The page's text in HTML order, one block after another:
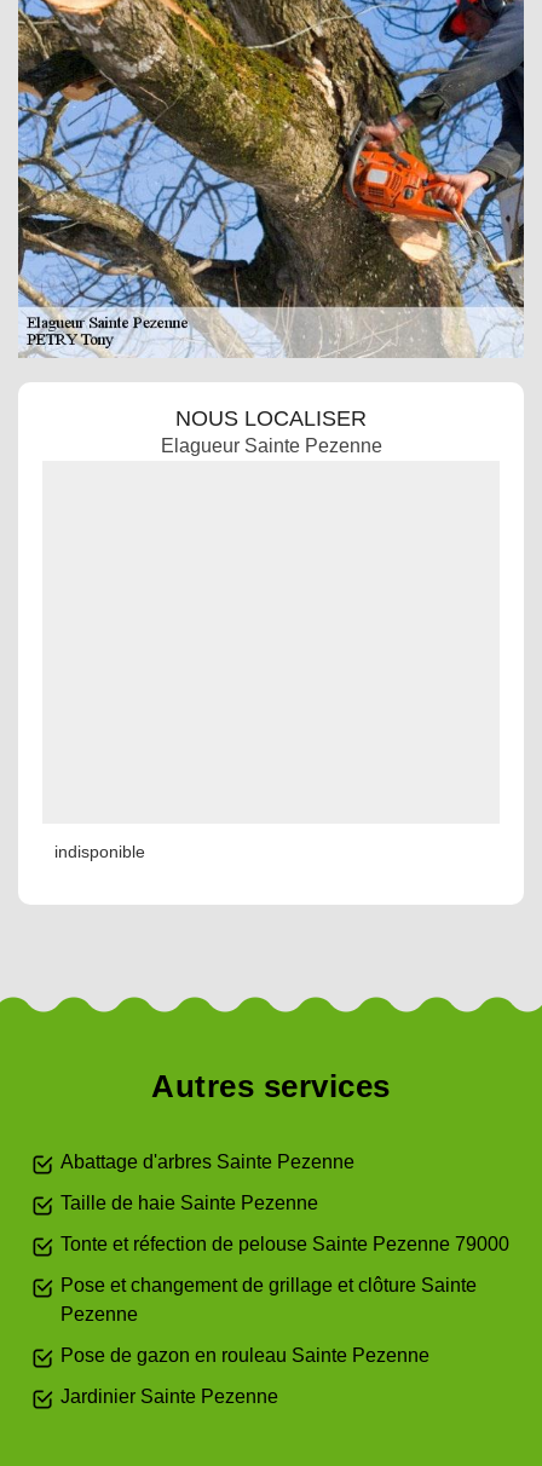
NOUS LOCALISER
Elagueur Sainte Pezenne
indisponible
Autres services
Abattage d'arbres Sainte Pezenne
Taille de haie Sainte Pezenne
Tonte et réfection de pelouse Sainte Pezenne 79000
Pose et changement de grillage et clôture Sainte
Pezenne
Pose de gazon en rouleau Sainte Pezenne
Jardinier Sainte Pezenne